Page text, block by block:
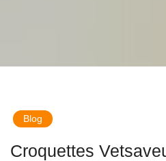
Blog
Croquettes